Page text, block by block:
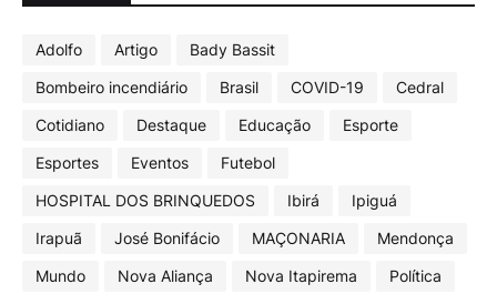
Adolfo Artigo
Bady Bassit
Bombeiro incendiário
Brasil COVID-19
Cedral
Cotidiano
Destaque Educação
Esporte
Esportes
Eventos
Futebol
HOSPITAL DOS BRINQUEDOS
Ibirá
Ipiguá
Irapuã
José Bonifácio MAÇONARIA
Mendonça
Mundo
Nova Aliança Nova Itapirema
Política